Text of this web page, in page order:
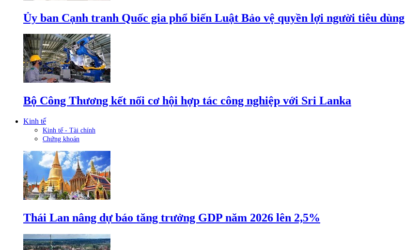
Ủy ban Cạnh tranh Quốc gia phổ biến Luật Bảo vệ quyền lợi người tiêu dùng
Bộ Công Thương kết nối cơ hội hợp tác công nghiệp với Sri Lanka
Kinh tế
Kinh tế - Tài chính
Chứng khoán
Thái Lan nâng dự báo tăng trưởng GDP năm 2026 lên 2,5%